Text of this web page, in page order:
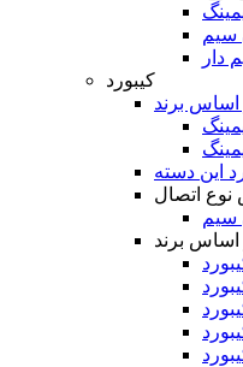
سیم
دار
کیبورد
اساس برند
این دسته
نوع اتصال
سیم
اساس برند